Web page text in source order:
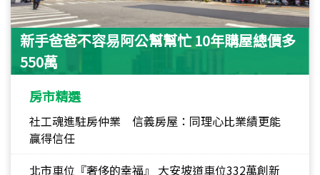
新手爸爸不容易阿公幫幫忙 10年購屋總價多
550萬
房市精選
社工魂進駐房仲業 信義房屋：同理心比業績更能
贏得信任
北市車位『奢侈的幸福』 大安坡道車位332萬創新